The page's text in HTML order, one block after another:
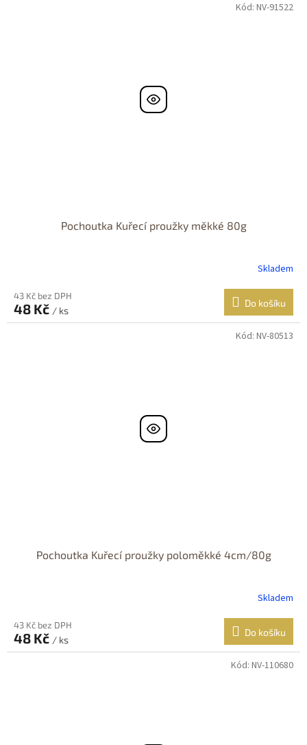
Pochoutka Kuřecí proužky měkké 80g
Skladem
43 Kč bez DPH
48 Kč / ks
Do košíku
Kód: NV-91522
Pochoutka Kuřecí proužky poloměkké 4cm/80g
Skladem
43 Kč bez DPH
48 Kč / ks
Do košíku
Kód: NV-80513
Kód: NV-110680